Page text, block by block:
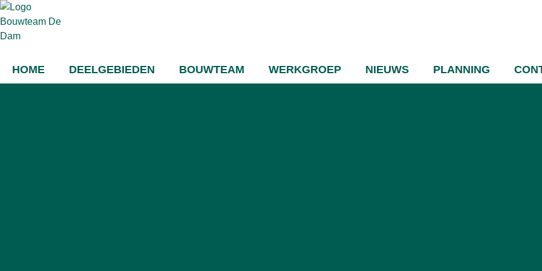
HOME DEELGEBIEDEN BOUWTEAM WERKGROEP NIEUWS PLANNING